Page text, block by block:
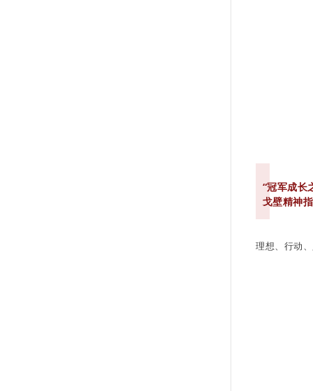
“冠军成长
戈壁精神
理想、行动